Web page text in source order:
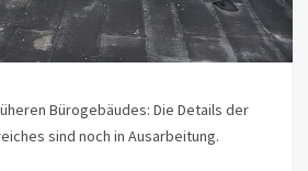
Bürogebäudes: Die Details der
sind noch in Ausarbeitung.